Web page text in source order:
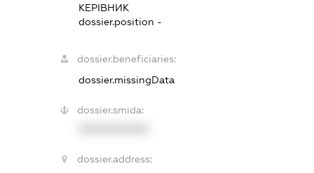
КЕРІВНИК
dossier.position -
dossier.beneficiaries:
dossier.missingData
dossier.smida:
dossier.address: